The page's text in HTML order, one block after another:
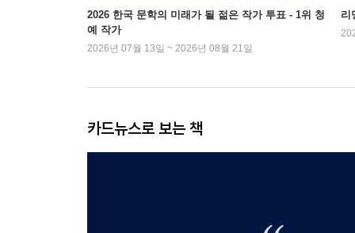
2026 한국 문학의 미래가 될 젊은 작가 투표 - 1위 청
예 작가
2026년 07월 13일 ~ 2026년 08월 21일
리
카드뉴스로 보는 책